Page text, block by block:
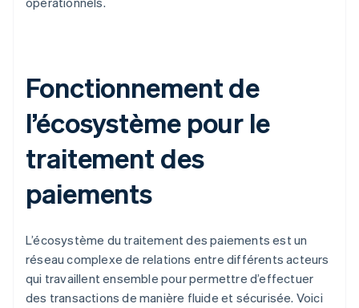
Fonctionnement de
l’écosystème pour le
traitement des
paiements
L’écosystème du traitement des paiements est un
réseau complexe de relations entre différents acteurs
qui travaillent ensemble pour permettre d’effectuer
des transactions de manière fluide et sécurisée. Voici